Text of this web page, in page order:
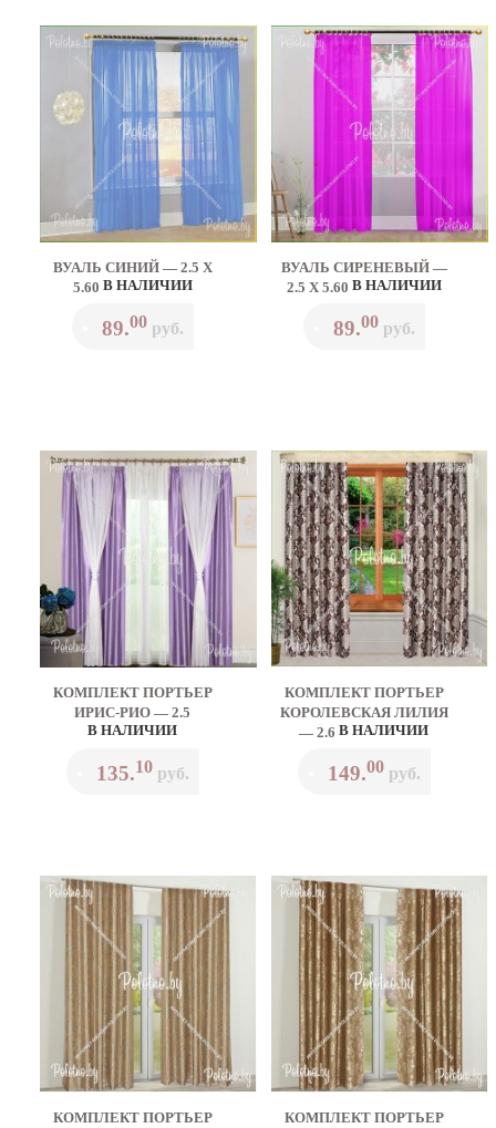
ВУАЛЬ СИНИЙ — 2.5 Х
5.60 В НАЛИЧИИ
89.00руб.
ВУАЛЬ СИРЕНЕВЫЙ —
2.5 Х 5.60 В НАЛИЧИИ
89.00руб.
КОМПЛЕКТ ПОРТЬЕР
ИРИС-РИО — 2.5
В НАЛИЧИИ
135.10руб.
КОМПЛЕКТ ПОРТЬЕР
КОРОЛЕВСКАЯ ЛИЛИЯ
— 2.6 В НАЛИЧИИ
149.00руб.
КОМПЛЕКТ ПОРТЬЕР
КОМПЛЕКТ ПОРТЬЕР